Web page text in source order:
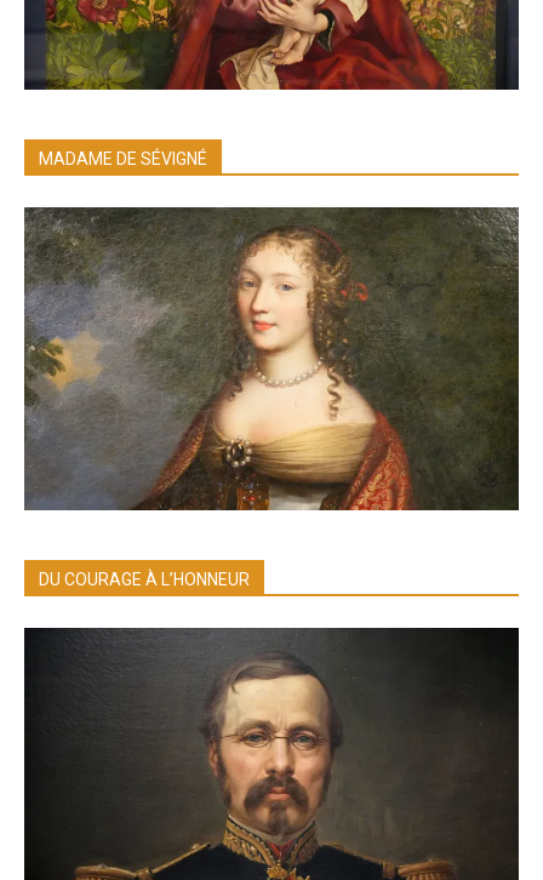
MADAME DE SÉVIGNÉ
DU COURAGE À L’HONNEUR